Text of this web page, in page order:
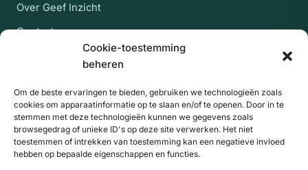
Cookie-toestemming
beheren
Om de beste ervaringen te bieden, gebruiken we technologieën zoals
cookies om apparaatinformatie op te slaan en/of te openen. Door in te
stemmen met deze technologieën kunnen we gegevens zoals
browsegedrag of unieke ID's op deze site verwerken. Het niet
toestemmen of intrekken van toestemming kan een negatieve invloed
hebben op bepaalde eigenschappen en functies.
Over Geef Inzicht
Contact
Veelgestelde vragen
Blijf op de hoogte
Af en toe een rustige mail met nieuwe experts en
artikelen uit de kennisbank. Geen spam, uitschrijven
kan altijd.
E-mailadres
Website